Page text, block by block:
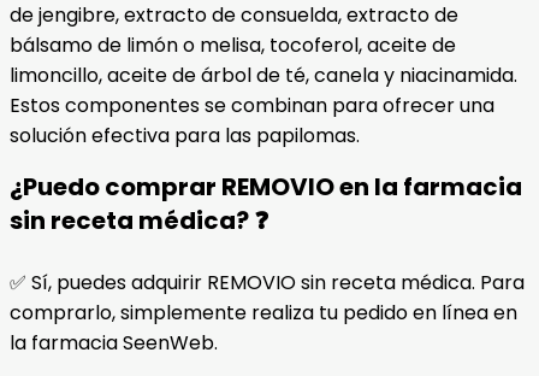
de jengibre, extracto de consuelda, extracto de
bálsamo de limón o melisa, tocoferol, aceite de
limoncillo, aceite de árbol de té, canela y niacinamida.
Estos componentes se combinan para ofrecer una
solución efectiva para las papilomas.
¿Puedo comprar REMOVIO en la farmacia
sin receta médica? ❓
✅ Sí, puedes adquirir REMOVIO sin receta médica. Para
comprarlo, simplemente realiza tu pedido en línea en
la farmacia SeenWeb.